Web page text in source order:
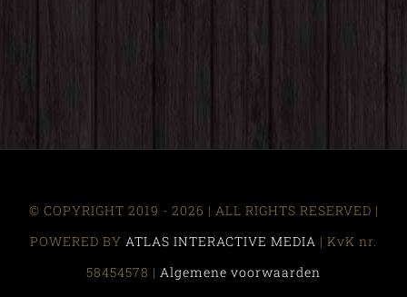
© COPYRIGHT 2019 - 2026 | ALL RIGHTS RESERVED |
POWERED BY ATLAS INTERACTIVE MEDIA | KvK nr.
58454578 | Algemene voorwaarden